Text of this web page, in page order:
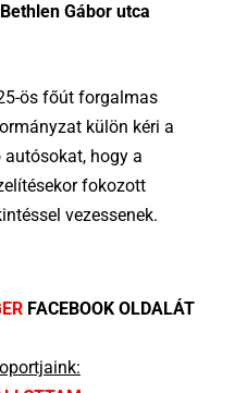
Gábor utca
ös főút forgalmas
külön kéri a
autósokat, hogy a
fokozott
vezessenek.
FACEBOOK OLDALÁT